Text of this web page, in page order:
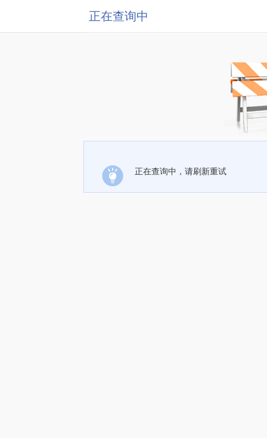
正在查询中
正在查询中，请刷新重试